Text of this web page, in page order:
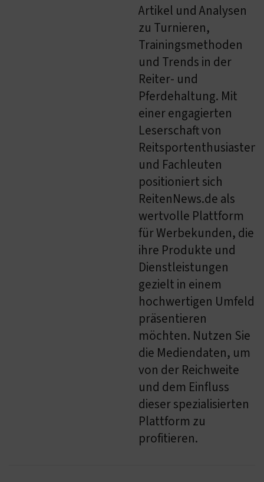
Artikel und Analysen
zu Turnieren,
Trainingsmethoden
und Trends in der
Reiter- und
Pferdehaltung. Mit
einer engagierten
Leserschaft von
Reitsportenthusiasten
und Fachleuten
positioniert sich
ReitenNews.de als
wertvolle Plattform
für Werbekunden, die
ihre Produkte und
Dienstleistungen
gezielt in einem
hochwertigen Umfeld
präsentieren
möchten. Nutzen Sie
die Mediendaten, um
von der Reichweite
und dem Einfluss
dieser spezialisierten
Plattform zu
profitieren.